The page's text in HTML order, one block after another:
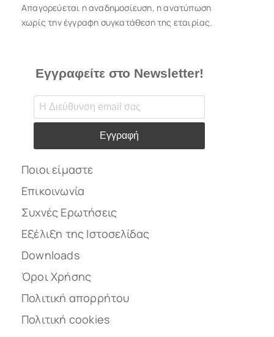
Απαγορεύεται η αναδημοσίευση, η ανατύπωση
χωρίς την έγγραφη συγκατάθεση της εταιρίας.
Εγγραφείτε στο Newsletter!
Εγγραφή
Ποιοι είμαστε
Επικοινωνία
Συχνές Ερωτήσεις
Εξέλιξη της Ιστοσελίδας
Downloads
Όροι Χρήσης
Πολιτική απορρήτου
Πολιτική cookies